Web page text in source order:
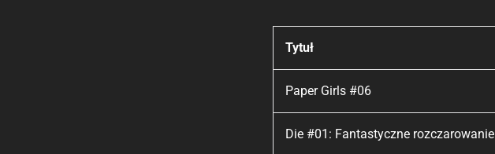
Tytuł
Paper Girls #06
Die #01: Fantastyczne rozczarowanie